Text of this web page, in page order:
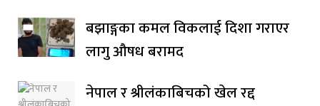
बझाङ्गका कमल विकलाई दिशा गराएर
लागु औषध बरामद
नेपाल र श्रीलंकाबिचको खेल रद्द